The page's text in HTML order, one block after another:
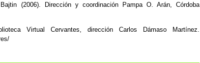
(2006). Dirección y coordinación Pampa O. Arán, Córdoba
Virtual Cervantes, dirección Carlos Dámaso Martínez.